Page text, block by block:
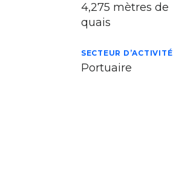
4,275 mètres de
quais
SECTEUR D’ACTIVITÉ
Portuaire